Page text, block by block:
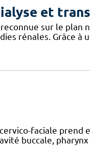
et
sur le plan
rénales. Grâce à
faciale prend
buccale,